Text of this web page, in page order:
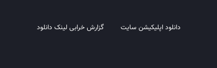
دانلود اپلیکیشن سایت گزارش خرابی لینک دانلود